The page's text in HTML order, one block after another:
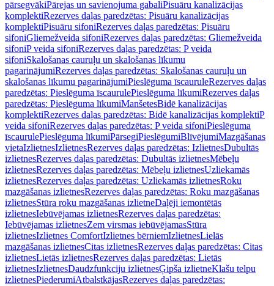
pārsegvākiPārejas un savienojuma gabaliPisuāru kanalizācijas
komplektiRezerves daļas paredzētas: Pisuāru kanalizācijas
komplektiPisuāru sifoniRezerves daļas paredzētas: Pisuāru
sifoniGliemežveida sifoniRezerves daļas paredzētas: Gliemežveida
sifoniP veida sifoniRezerves daļas paredzētas: P veida
sifoniSkalošanas cauruļu un skalošanas līkumu
pagarinājumiRezerves daļas paredzētas: Skalošanas cauruļu un
skalošanas līkumu pagarinājumiPieslēguma īscauruleRezerves daļas
paredzētas: Pieslēguma īscaurulePieslēguma līkumiRezerves daļas
paredzētas: Pieslēguma līkumiManšetesBidē kanalizācijas
komplektiRezerves daļas paredzētas: Bidē kanalizācijas komplektiP
veida sifoniRezerves daļas paredzētas: P veida sifoniPieslēguma
īscaurulePieslēguma līkumiPārsegiPieslēgumiBlīvējumiMazgāšanas
vietaIzlietnesIzlietnesRezerves daļas paredzētas: IzlietnesDubultās
izlietnesRezerves daļas paredzētas: Dubultās izlietnesMēbeļu
izlietnesRezerves daļas paredzētas: Mēbeļu izlietnesUzliekamās
izlietnesRezerves daļas paredzētas: Uzliekamās izlietnesRoku
mazgāšanas izlietnesRezerves daļas paredzētas: Roku mazgāšanas
izlietnesStūra roku mazgāšanas izlietneDaļēji iemontētās
izlietnesIebūvējamas izlietnesRezerves daļas paredzētas:
Iebūvējamas izlietnesZem virsmas iebūvējamasStūra
izlietnesIzlietnes ComfortIzlietnes bērniemIzlietnesLielās
mazgāšanas izlietnesCitas izlietnesRezerves daļas paredzētas: Citas
izlietnesLietās izlietnesRezerves daļas paredzētas: Lietās
izlietnesIzlietnesDaudzfunkciju izlietnesĢipša izlietneKlašu telpu
izlietnesPiederumiAtbalstkājasRezerves daļas paredzētas: